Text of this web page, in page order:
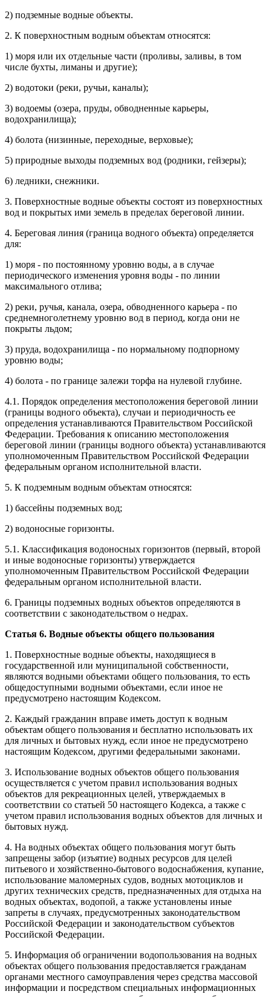
2) подземные водные объекты.
2. К поверхностным водным объектам относятся:
1) моря или их отдельные части (проливы, заливы, в том
числе бухты, лиманы и другие);
2) водотоки (реки, ручьи, каналы);
3) водоемы (озера, пруды, обводненные карьеры,
водохранилища);
4) болота (низинные, переходные, верховые);
5) природные выходы подземных вод (родники, гейзеры);
6) ледники, снежники.
3. Поверхностные водные объекты состоят из поверхностных
вод и покрытых ими земель в пределах береговой линии.
4. Береговая линия (граница водного объекта) определяется
для:
1) моря - по постоянному уровню воды, а в случае
периодического изменения уровня воды - по линии
максимального отлива;
2) реки, ручья, канала, озера, обводненного карьера - по
среднемноголетнему уровню вод в период, когда они не
покрыты льдом;
3) пруда, водохранилища - по нормальному подпорному
уровню воды;
4) болота - по границе залежи торфа на нулевой глубине.
4.1. Порядок определения местоположения береговой линии
(границы водного объекта), случаи и периодичность ее
определения устанавливаются Правительством Российской
Федерации. Требования к описанию местоположения
береговой линии (границы водного объекта) устанавливаются
уполномоченным Правительством Российской Федерации
федеральным органом исполнительной власти.
5. К подземным водным объектам относятся:
1) бассейны подземных вод;
2) водоносные горизонты.
5.1. Классификация водоносных горизонтов (первый, второй
и иные водоносные горизонты) утверждается
уполномоченным Правительством Российской Федерации
федеральным органом исполнительной власти.
6. Границы подземных водных объектов определяются в
соответствии с законодательством о недрах.
Статья 6. Водные объекты общего пользования
1. Поверхностные водные объекты, находящиеся в
государственной или муниципальной собственности,
являются водными объектами общего пользования, то есть
общедоступными водными объектами, если иное не
предусмотрено настоящим Кодексом.
2. Каждый гражданин вправе иметь доступ к водным
объектам общего пользования и бесплатно использовать их
для личных и бытовых нужд, если иное не предусмотрено
настоящим Кодексом, другими федеральными законами.
3. Использование водных объектов общего пользования
осуществляется с учетом правил использования водных
объектов для рекреационных целей, утверждаемых в
соответствии со статьей 50 настоящего Кодекса, а также с
учетом правил использования водных объектов для личных и
бытовых нужд.
4. На водных объектах общего пользования могут быть
запрещены забор (изъятие) водных ресурсов для целей
питьевого и хозяйственно-бытового водоснабжения, купание,
использование маломерных судов, водных мотоциклов и
других технических средств, предназначенных для отдыха на
водных объектах, водопой, а также установлены иные
запреты в случаях, предусмотренных законодательством
Российской Федерации и законодательством субъектов
Российской Федерации.
5. Информация об ограничении водопользования на водных
объектах общего пользования предоставляется гражданам
органами местного самоуправления через средства массовой
информации и посредством специальных информационных